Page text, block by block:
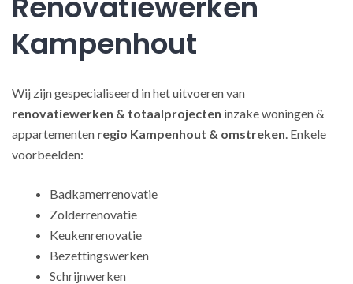
Kampenhout
Wij zijn gespecialiseerd in het uitvoeren van
renovatiewerken & totaalprojecten inzake woningen &
appartementen regio Kampenhout & omstreken. Enkele
voorbeelden:
Badkamerrenovatie
Zolderrenovatie
Keukenrenovatie
Bezettingswerken
Schrijnwerken